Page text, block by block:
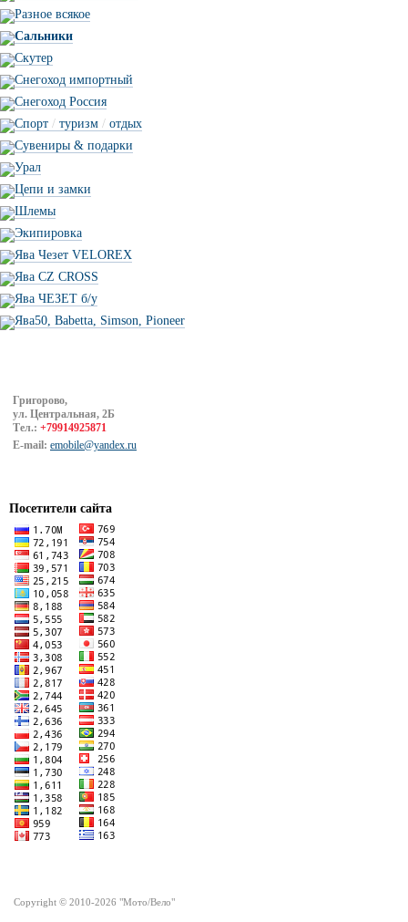
Разное всякое
Сальники
Скутер
Снегоход импортный
Снегоход Россия
Спорт / туризм / отдых
Сувениры & подарки
Урал
Цепи и замки
Шлемы
Экипировка
Ява Чезет VELOREX
Ява CZ CROSS
Ява ЧЕЗЕТ б/у
Ява50, Babetta, Simson, Pioneer
Григорово,
ул. Центральная, 2Б
Тел.: +79914925871
E-mail: emobile@yandex.ru
Посетители сайта
Copyright © 2010-2026 "Мото/Вело"